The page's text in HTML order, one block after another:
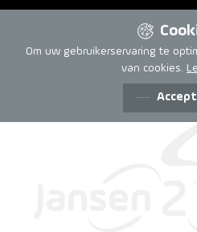
Om uw gebruikerservaring te
van cookies.